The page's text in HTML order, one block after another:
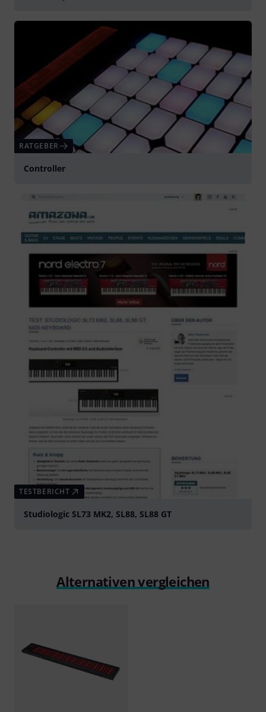
RATGEBER
Controller
TESTBERICHT
Studiologic SL73 MK2, SL88, SL88 GT
Alternativen vergleichen